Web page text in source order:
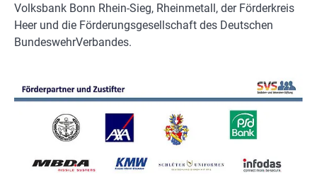
Volksbank Bonn Rhein-Sieg, Rheinmetall, der Förderkreis
Heer und die Förderungsgesellschaft des Deutschen
BundeswehrVerbandes.